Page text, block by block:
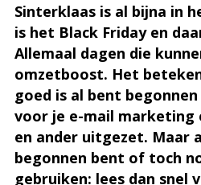
Sinterklaas is al bijna in
is het Black Friday en
Allemaal dagen die
omzetboost. Het
goed is al bent
voor je e-mail marketing
en ander uitgezet. Maar
begonnen bent of toch
gebruiken: lees dan snel